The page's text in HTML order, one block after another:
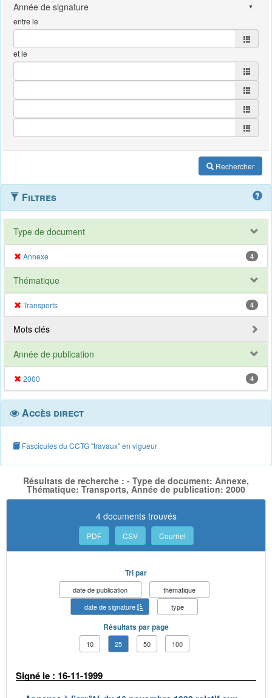
entre le
et le
Rechercher
Filtres
Type de document
Annexe 4
Thématique
Transports 4
Mots clés
Année de publication
2000 4
Accès direct
Fascicules du CCTG "travaux" en vigueur
Résultats de recherche : - Type de document: Annexe,
Thématique: Transports, Année de publication: 2000
4 documents trouvés
PDF CSV Courriel
Tri par
date de publication
thématique
date de signature
type
Résultats par page
10 25 50 100
Signé le : 16-11-1999